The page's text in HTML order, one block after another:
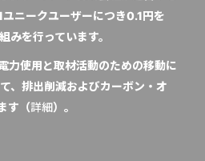
ユニークユーザーにつき0.1円を
みを行っています。
力使用と取材活動のための移動に
、排出削減およびカーボン・オ
す（詳細）。